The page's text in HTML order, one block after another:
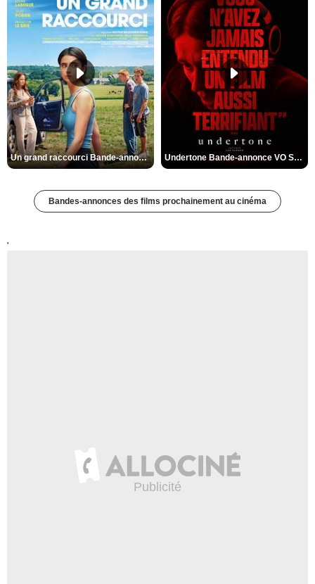
Un grand raccourci Bande-annonce VF Undertone Bande-annonce VO STFR
Bandes-annonces des films prochainement au cinéma
'